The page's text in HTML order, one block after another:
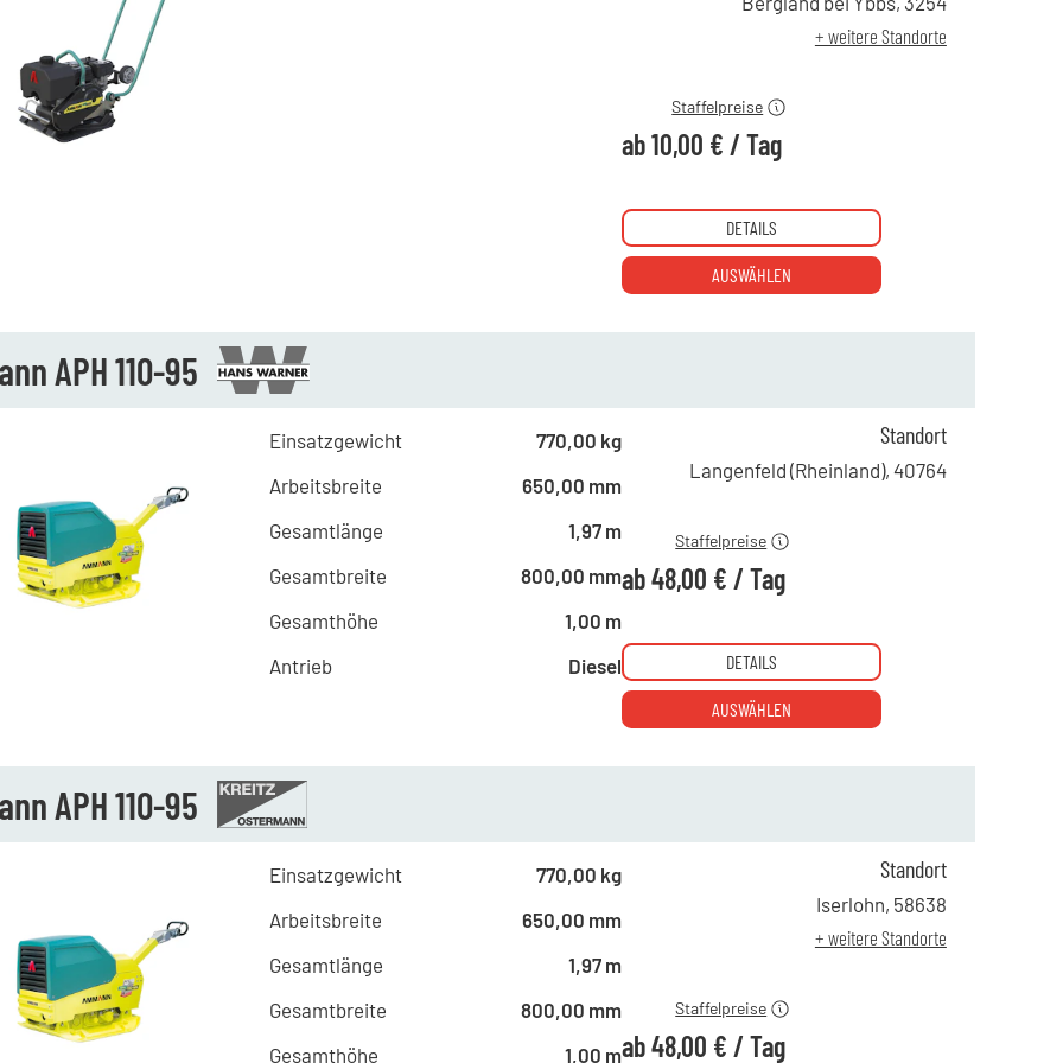
Staffelpreise
ab10,00 € /Tag
+ weitere Standorte
DETAILS
AUSWÄHLEN
APH 110-95
Einsatzgewicht
770,00 kg
Arbeitsbreite
650,00 mm
Gesamtlänge
1,97 m
Gesamtbreite
800,00 mm
Gesamthöhe
1,00 m
Antrieb
Diesel
ab 1 Tag
53,00 €
ab 22 Tagen
Staffelpreise
ab48,00 € /Tag
Standort
Langenfeld (Rheinland), 40764
DETAILS
AUSWÄHLEN
APH 110-95
Einsatzgewicht
770,00 kg
Arbeitsbreite
650,00 mm
Gesamtlänge
1,97 m
Gesamtbreite
800,00 mm
Gesamthöhe
1,00 m
ab 5 Tagen
ab 22 Tagen
Staffelpreise
ab48,00 € /Tag
Standort
Iserlohn, 58638
+ weitere Standorte